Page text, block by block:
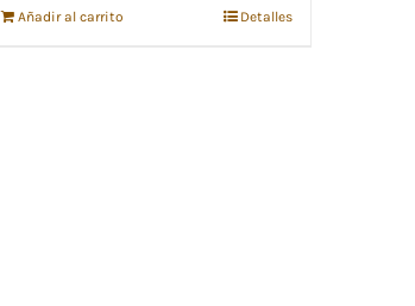
Añadir al carrito Detalles